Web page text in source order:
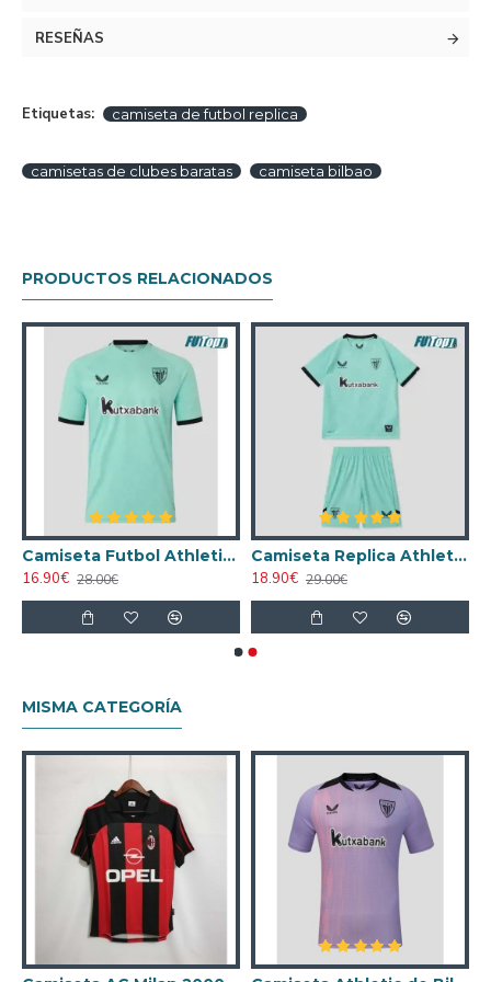
RESEÑAS
Etiquetas: camiseta de futbol replica
camisetas de clubes baratas camiseta bilbao
PRODUCTOS RELACIONADOS
Camiseta Futbol Athletic de Bilbao Third 2025/2026
16.90€ 28.00€
Camiseta Replica Athletic de Bilbao Third Tercera Equipación 2025/2026 (Camiseta + Pantalón Corto)
18.90€ 29.00€
MISMA CATEGORÍA